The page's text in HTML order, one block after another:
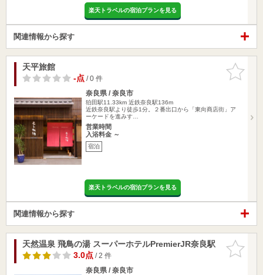
楽天トラベルの宿泊プランを見る
関連情報から探す
お気に入
りに追加
天平旅館
-点/ 0 件
奈良県 / 奈良市
狛田駅11.33km 近鉄奈良駅136m
近鉄奈良駅より徒歩1分。２番出口から「東向商店街」ア
ーケードを進みす…
営業時間
入浴料金 ～
宿泊
楽天トラベルの宿泊プランを見る
関連情報から探す
お気に入
りに追加
天然温泉 飛鳥の湯 スーパーホテルPremierJR奈良駅
3.0点/ 2 件
奈良県 / 奈良市